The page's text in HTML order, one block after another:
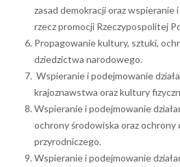
zasad demokracji oraz wspieranie
rzecz promocji Rzeczypospolitej
Propagowanie kultury, sztuki,
dziedzictwa narodowego.
Wspieranie i podejmowanie
krajoznawstwa oraz kultury
Wspieranie i podejmowanie
ochrony środowiska oraz ochrony
przyrodniczego.
Wspieranie i podejmowanie